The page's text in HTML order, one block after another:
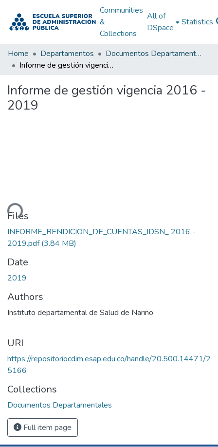
Communities
&
Collections
All of
DSpace
Statistics
Home Departamentos
Documentos Departamentales
Informe de gestión vigencia 2016 - 2019
Informe de gestión vigencia 2016 -
2019
Files
INFORME_RENDICION_DE_CUENTAS_IDSN_ 2016 -
2019.pdf(3.84 MB)
Date
2019
Authors
Instituto departamental de Salud de Nariño
URI
https://repositoriocdim.esap.edu.co/handle/20.500.14471/2
5166
Collections
Documentos Departamentales
Full item page